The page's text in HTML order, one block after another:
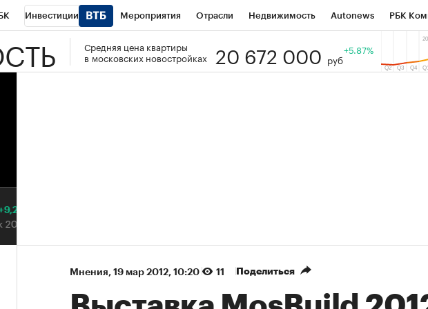
Инвестиции Мероприятия Отрасли Недвижимость Autonews РБК
Школа управления РБК РБК Образование Тренды
Средняя цена квартиры
в московских новостройках
20 672 000 руб
+5.87%
Мнения⁠, 19 мар 2012, 10:20 11 Поделиться